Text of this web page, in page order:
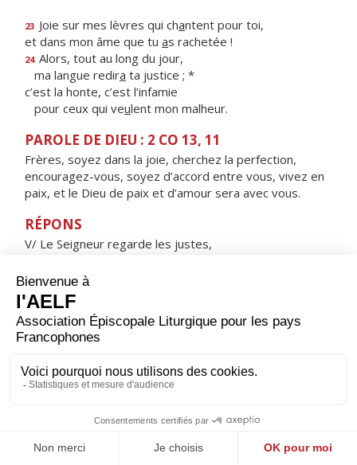
23 Joie sur mes lèvres qui chantent pour toi,
et dans mon âme que tu as rachetée !
24 Alors, tout au long du jour,
ma langue redira ta justice ; *
c’est la honte, c’est l’infamie
pour ceux qui veulent mon malheur.
PAROLE DE DIEU : 2 CO 13, 11
Frères, soyez dans la joie, cherchez la perfection,
encouragez-vous, soyez d’accord entre vous, vivez en
paix, et le Dieu de paix et d’amour sera avec vous.
RÉPONS
V/ Le Seigneur regarde les justes,
ORAISON
Père très bon, toi qui as confié la terre aux hommes
pour qu'ils la gardent et la travaillent, pour qu'ils
puissent progresser en s'entraidant, donne-nous de
esprit fraternel envers tous. Par Jésus, le Christ, notre